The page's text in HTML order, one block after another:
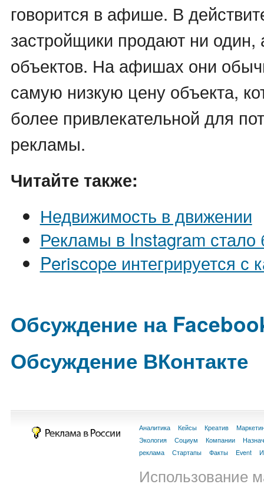
говорится в афише. В
застройщики продают ни
объектов. На афишах они
самую низкую цену объекта,
более привлекательной для
рекламы.
Читайте также:
Недвижимость в движении
Рекламы в Instagram
Periscope интегрируется с
Обсуждение на
Обсуждение ВКонтакте
Аналитика Кейсы Креатив
Экология
Социум Компании
реклама
Стартапы Факты Event
Использование